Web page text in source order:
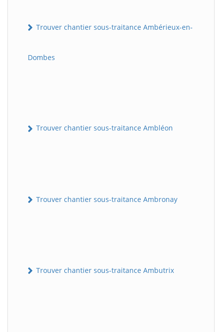
Trouver chantier sous-traitance Ambérieux-en-
Dombes
Trouver chantier sous-traitance Ambléon
Trouver chantier sous-traitance Ambronay
Trouver chantier sous-traitance Ambutrix